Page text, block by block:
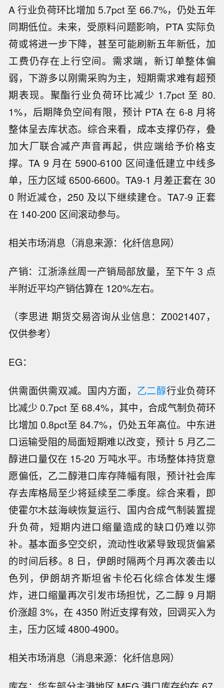
A 行业负荷环比增加 5.7pct 至 66.7%，仍处五年
同期低位。未来，受原料问题影响，PTA 实际负
荷或将进一步下降，甚至可能刷新五年新低，加
工费仍存在上行空间。需求端，新订单整体偏
弱，下游多以刚需采购为主，短期需求难有超预
期表现。聚酯行业负荷环比减少 1.7pct 至 80.
1%，后期降负空间有限，预计 PTA 在 6-8 月将
整体呈去库状态。综合来看，成本支撑仍存，叠
加大厂联合减产声音再起，供应端给予价格支
撑。TA 9 月在 5900-6100 区间逢低建立中线多
单，压力区域 6500-6600。TA9-1 月差正套在 30
0 附近减仓，250 及以下继续建仓。TA7-9 正套
在 140-200 区间滚动参与。
相关市场消息（消息来源：化纤信息网）
产销：江浙涤丝周一产销局部放量，至下午 3 点
半附近平均产销估算在 120%左右。
（李思进 期货交易咨询从业信息：Z0021407，
仅供参考）
EG：
供需面供需双减。国内方面， 乙二醇行业负荷环
比减少 0.7pct 至 68.4%，其中，合成气制负荷环
比增加 0.8pct至 84.7%，仍处五年高位。中东进
口运输受阻的局面短期难以改变，预计 5 月乙二
醇进口量仅在 15-20 万吨水平。市场整体持货意
愿偏低，乙二醇港口库存降幅有限，预计社会库
存去库格局至少将延续至二季度。综合来看，即
使霍尔木兹海峡恢复运行、国内合成气制装置提
升负荷，短期内进口缩量造成的缺口仍难以弥
补。基本面多空交织，流动性收紧导致现货偏紧
的时间后移。8 日，伊朗时隔两个月再次袭击以
色列，伊朗胡齐斯坦省卡伦石化综合体发生爆
炸，进口缩量再次引发市场担忧，乙二醇 9 月期
价涨超 3%，在 4350 附近支撑有效，回调买入为
主，压力区域 4800-4900。
相关市场消息（消息来源：化纤信息网）